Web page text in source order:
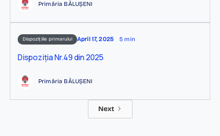
Primăria BĂLUȘENI
Dispozițiile primarului April 17, 2025 5 min
Dispoziția Nr.49 din 2025
Primăria BĂLUȘENI
Next